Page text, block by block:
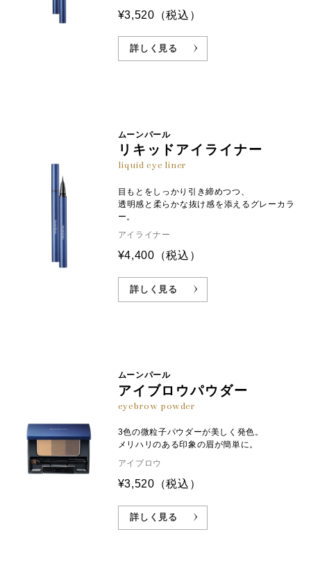
¥3,520 （税込）
詳しく見る
ムーンパール
リキッドアイライナー
liquid eye liner
目もとをしっかり引き締めつつ、
透明感と柔らかな抜け感を添えるグレーカラ
ー。
アイライナー
¥4,400 （税込）
詳しく見る
ムーンパール
アイブロウパウダー
eyebrow powder
3色の微粒子パウダーが美しく発色。
メリハリのある印象の眉が簡単に。
アイブロウ
¥3,520 （税込）
詳しく見る